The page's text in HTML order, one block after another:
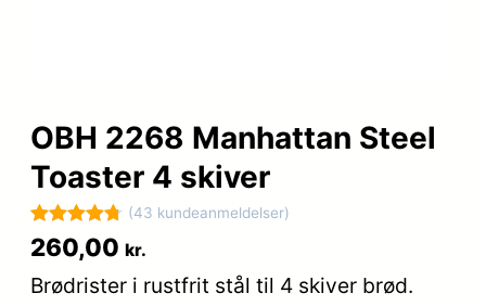
OBH 2268 Manhattan Steel
Toaster 4 skiver
Bedømt
4.8
ud af 5
43
(43 kundeanmeldelser)
260,00 kr.
Brødrister i rustfrit stål til 4 skiver brød.